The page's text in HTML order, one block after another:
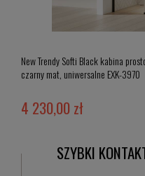
New Trendy Softi Black kabina
czarny mat, uniwersalne EXK-3970
4 230,00 zł
SZYBKI